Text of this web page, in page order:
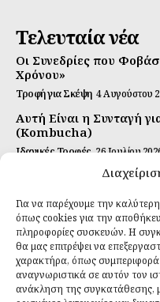
Για να παρέχουμε την καλύτερη
όπως cookies για την
πληροφορίες συσκευών. Η
θα μας επιτρέψει να
χαρακτήρα, όπως
αναγνωριστικά σε αυτόν τον
ανάκληση της συγκατάθεσης,
Τελευταία νέα
Οι Συνεδρίες που
Χρόνου»
Τροφή για Σκέψη 4 Αυγούστου
Αυτή Είναι η Συνταγή
(Kombucha)
Ιδανικές Τροφές 26 Ιουλίου
Η Κρυφή Αλήθεια για
Ιδανικές Τροφές 2 Απριλίου 2026
Εγγραφείτε